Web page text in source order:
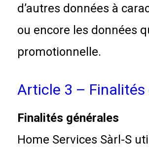
d’autres données à
ou encore les données
promotionnelle.
Article 3 –
Finalités générales
Home Services Sàrl-S